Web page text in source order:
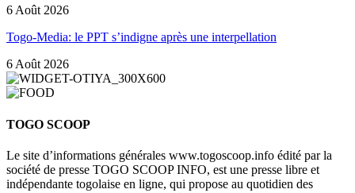
6 Août 2026
Togo-Media: le PPT s’indigne après une interpellation
6 Août 2026
TOGO SCOOP
Le site d’informations générales www.togoscoop.info édité par la
société de presse TOGO SCOOP INFO, est une presse libre et
indépendante togolaise en ligne, qui propose au quotidien des